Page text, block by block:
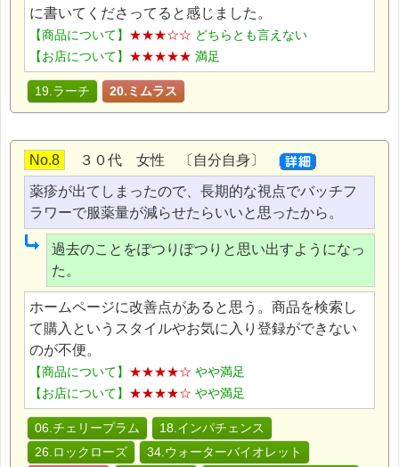
に書いてくださってると感じました。
【商品について】 ★★★☆☆ どちらとも言えない
【お店について】 ★★★★★ 満足
19.ラーチ 20.ミムラス
No.8 ３０代 女性 〔自分自身〕
薬疹が出てしまったので、長期的な視点でバッチフ
ラワーで服薬量が減らせたらいいと思ったから。
過去のことをぽつりぽつりと思い出すようになっ
た。
ホームページに改善点があると思う。商品を検索し
て購入というスタイルやお気に入り登録ができない
のが不便。
【商品について】 ★★★★☆ やや満足
【お店について】 ★★★★☆ やや満足
06.チェリープラム
18.インパチェンス
26.ロックローズ
34.ウォーターバイオレット